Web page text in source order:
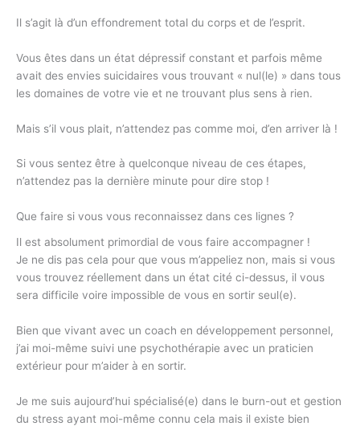
Il s’agit là d’un effondrement total du corps et de l’esprit.
Vous êtes dans un état dépressif constant et parfois même
avait des envies suicidaires vous trouvant « nul(le) » dans tous
les domaines de votre vie et ne trouvant plus sens à rien.
Mais s’il vous plait, n’attendez pas comme moi, d’en arriver là !
Si vous sentez être à quelconque niveau de ces étapes,
n’attendez pas la dernière minute pour dire stop !
Que faire si vous vous reconnaissez dans ces lignes ?
Il est absolument primordial de vous faire accompagner !
Je ne dis pas cela pour que vous m’appeliez non, mais si vous
vous trouvez réellement dans un état cité ci-dessus, il vous
sera difficile voire impossible de vous en sortir seul(e).
Bien que vivant avec un coach en développement personnel,
j’ai moi-même suivi une psychothérapie avec un praticien
extérieur pour m’aider à en sortir.
Je me suis aujourd’hui spécialisé(e) dans le burn-out et gestion
du stress ayant moi-même connu cela mais il existe bien